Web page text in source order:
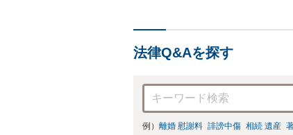
法律Q&Aを探す
例） 離婚 慰謝料 誹謗中傷 相続 遺産